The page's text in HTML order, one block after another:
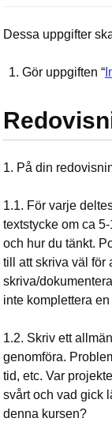
Dessa uppgifter
Gör uppgiften “
1. På din
1.1. För varje
textstycke om ca
och hur du tänkt.
till att skriva väl för
skriva/
inte komplettera
1.2. Skriv ett
genomföra.
tid, etc. Var
svårt och vad gick
denna kursen?